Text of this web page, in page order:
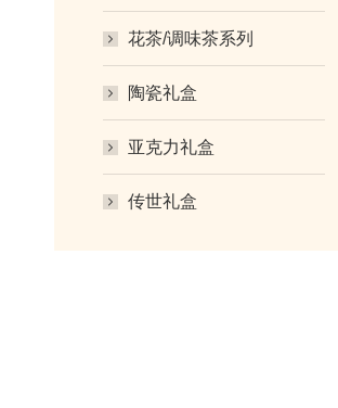
花茶/调味茶系列
陶瓷礼盒
亚克力礼盒
传世礼盒